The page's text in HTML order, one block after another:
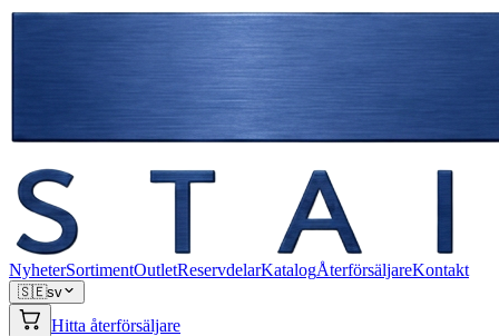
NyheterSortimentOutletReservdelarKatalogÅterförsäljareKontakt
🇸🇪sv
Hitta återförsäljare